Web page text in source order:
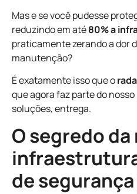
Mas e se você pudesse
reduzindo em até80% a
praticamente zerando a dor
manutenção?
É exatamente isso que o
que agora faz parte do
soluções, entrega.
O segredo
de